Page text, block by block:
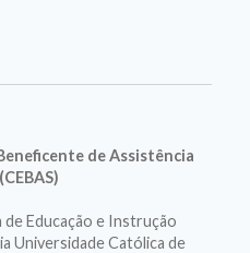
de Assistência
de Educação e Instrução
Universidade Católica de